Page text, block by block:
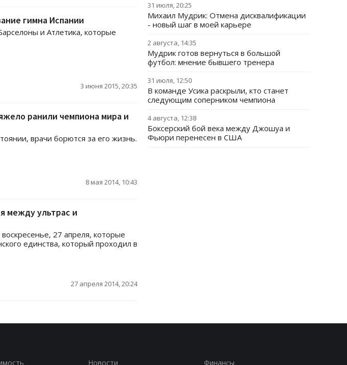
гимна Испании
и Атлетика, которые
3 июня 2015, 20:35
ранили чемпиона мира и
врачи борются за его жизнь.
8 мая 2014, 10:43
между ультрас и
27 апреля, которые
единства, который проходил в
27 апреля 2014, 20:24
31 июля, 20:25
Михаил Мудрик: Отмена дисквалификации
- новый шаг в моей карьере
2 августа, 14:35
Мудрик готов вернуться в большой
футбол: мнение бывшего тренера
31 июля, 12:50
В команде Усика раскрыли, кто станет
следующим соперником чемпиона
4 августа, 12:38
Боксерский бой века между Джошуа и
Фьюри перенесен в США
Новости Финансы